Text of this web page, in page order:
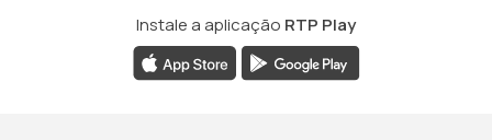
Instale a aplicação RTP Play